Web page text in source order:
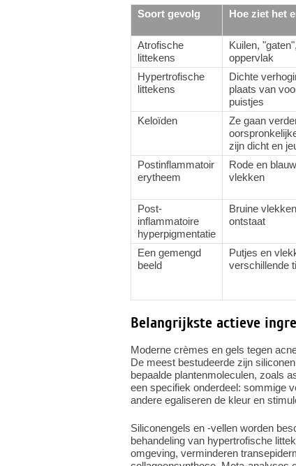
Soort gevolg Hoe ziet het
Atrofische
littekens
Kuilen,
oppervlak
Hypertrofische
littekens
Dichte
plaats van
puistjes
Keloïden
Ze gaan
zijn dicht en
Postinflammatoir
erytheem
Rode en
vlekken
Post-
inflammatoire
hyperpigmentatie
Bruine
ontstaat
Een gemengd
beeld
Putjes en
verschillende
Belangrijkste actieve
Moderne crèmes en gels tegen
De meest bestudeerde zijn
bepaalde plantenmoleculen, zoals
een specifiek onderdeel: sommige
andere egaliseren de kleur en
Siliconengels en -vellen worden
behandeling van hypertrofische
omgeving, verminderen